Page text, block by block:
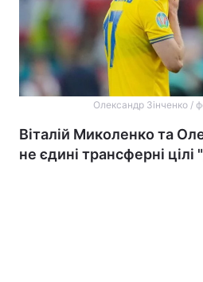
Олександр Зінченко /
Віталій Миколенко та
не єдині трансферні